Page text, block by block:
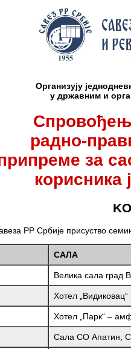
Организују
у државним и
радно-
за
корисника
РР Србије присуство
САЛА
Велика сала град
Хотел „Видиковац“
Хотел „Парк“ –
Сала СО Апатин,